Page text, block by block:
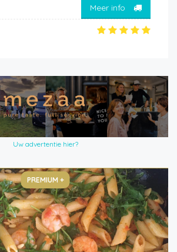
Meer info
Uw advertentie hier?
PREMIUM +